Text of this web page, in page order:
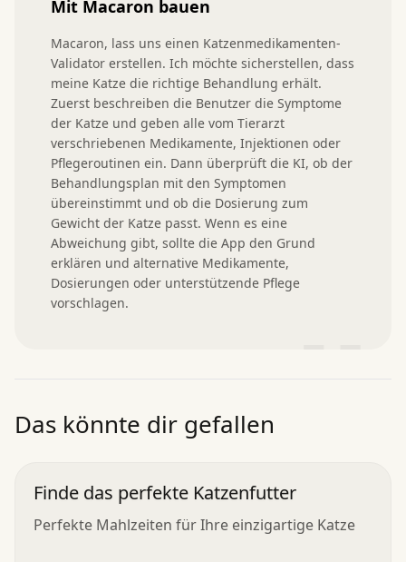
Mit Macaron bauen
Macaron, lass uns einen Katzenmedikamenten-
Validator erstellen. Ich möchte sicherstellen, dass
meine Katze die richtige Behandlung erhält.
Zuerst beschreiben die Benutzer die Symptome
der Katze und geben alle vom Tierarzt
verschriebenen Medikamente, Injektionen oder
Pflegeroutinen ein. Dann überprüft die KI, ob der
Behandlungsplan mit den Symptomen
übereinstimmt und ob die Dosierung zum
Gewicht der Katze passt. Wenn es eine
Abweichung gibt, sollte die App den Grund
erklären und alternative Medikamente,
Dosierungen oder unterstützende Pflege
vorschlagen.
Das könnte dir gefallen
Finde das perfekte Katzenfutter
Perfekte Mahlzeiten für Ihre einzigartige Katze